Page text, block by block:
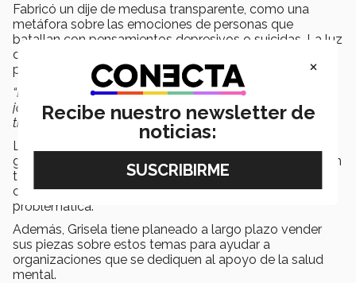
Fabricó un dije de medusa transparente, como una
metáfora sobre las emociones de personas que
batallan con pensamientos depresivos o suicidas. La luz
de la pieza representa la esperanza dentro de cada
persona.
“La verdad no me la creía que tan sólo empecé con la
joyería este año y ahora iré a Milán a presentar mi
trabajo”,contó Grisela sobre su partida a Milán.
Lo más importante para Grisela fue eliminar el tabú y
generar conversación sobre el tema. Espera convertir un
tema sensible en algo que se pueda mostrar y portar
con orgullo como parte del camino para atacar esa
problemática.
Además, Grisela tiene planeado a largo plazo vender
sus piezas sobre estos temas para ayudar a
organizaciones que se dediquen al apoyo de la salud
mental.
×
Recibe nuestro newsletter de
noticias: